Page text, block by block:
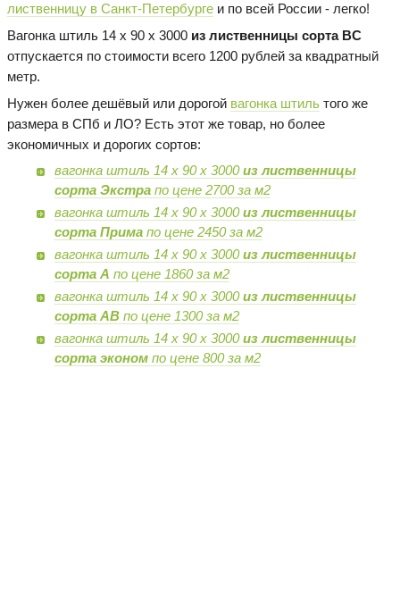
лиственницу в Санкт-Петербурге и по всей России - легко!
Вагонка штиль 14 х 90 х 3000 из лиственницы сорта BC
отпускается по стоимости всего 1200 рублей за квадратный
метр.
Нужен более дешёвый или дорогой вагонка штиль того же
размера в СПб и ЛО? Есть этот же товар, но более
экономичных и дорогих сортов:
вагонка штиль 14 х 90 х 3000из лиственницы
сорта Экстрапо цене 2700 за м2
вагонка штиль 14 х 90 х 3000из лиственницы
сорта Примапо цене 2450 за м2
вагонка штиль 14 х 90 х 3000из лиственницы
сорта А по цене 1860 за м2
вагонка штиль 14 х 90 х 3000из лиственницы
сорта ABпо цене 1300 за м2
вагонка штиль 14 х 90 х 3000из лиственницы
сорта эконом по цене 800 за м2